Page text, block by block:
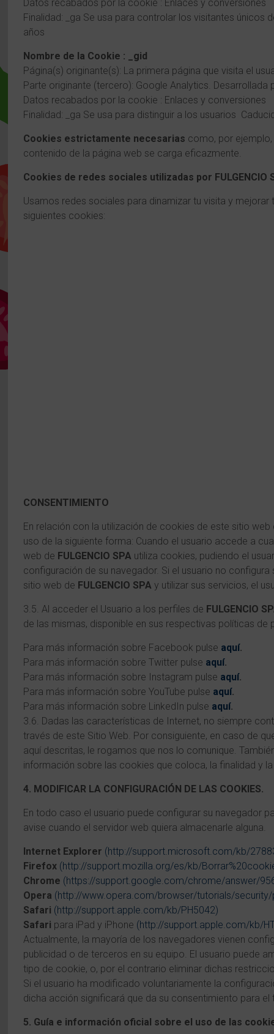
Datos recabados por la cookie : Enlaces y conversiones
Finalidad: _ga Se usa para controlar los visitantes
años
Nombre de la Cookie : _gid
Página(s) originante(s): La primera página que visita el
Parte originante (tercero): Google Analytics. Desarrollada
Datos recabados por la cookie : Enlaces y conversiones
Finalidad: _ga Se usa para distinguir a los usuarios
Cookies estrictamente necesarias como, por
contenido de la página web se carga eficazmente.
Cookies de redes sociales utilizadas por FULGENCIO
Usamos redes sociales para dinamizar tu visita y
siguientes cookies:
CONSENTIMIENTO
En relación con la utilización de cookies de este sitio
uso de la siguiente forma: Cuando el usuario accede a
web de FULGENCIO SPAutiliza cookies, pudiendo el
configuración de su navegador. Si el usuario no
sitio web de FULGENCIO SPAy utilizar sus servicios, el
3.5. Al acceder el Usuario a los perfiles de FULGENCIO
de las mismas, disponible en sus respectivas políticas de
Para más información sobre Facebook pulse aquí.
Para más información sobre Twitter pulse aquí.
Para más información sobre Instagram pulse aquí.
Para más información sobre YouTube pulse aquí.
Para más información sobre LinkedIn pulse aquí.
3.6. Dadas las características de Internet, no siempre
través de este Sitio Web. Por consiguiente, en caso de
aquí descritas, le rogamos que nos lo comunique.
información sobre las cookies que coloca, la finalidad y
4. MODIFICAR LA CONFIGURACIÓN DE LAS COOKIES.
En todo caso el usuario puede configurar su navegador
avise cuando el servidor web quiera almacenarle alguna.
Internet Explorer (http://support.microsoft.com/kb/
Firefox (http://support.mozilla.org/es/kb/
Chrome (https://support.google.com/chrome/answer/
Opera (http://www.opera.com/browser/tutorials/
Safari (http://support.apple.com/kb/PH5042)
Safari para iPad y iPhone (http://support.apple.com/kb/
Actualmente, la mayoría de los navegadores vienen
publicidad o de terceros en su equipo. El usuario puede
tipo de cookie, o, por el contrario eliminar dichas
Si el usuario ha modificado voluntariamente la
dicha acción significará que da su consentimiento para
5. Guía e información oficial sobre el uso de las